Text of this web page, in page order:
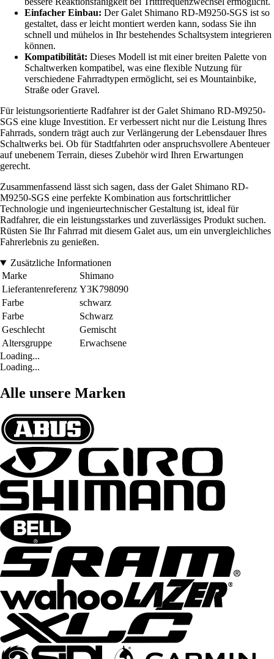
Einfacher Einbau: Der Galet Shimano RD-M9250-SGS ist so
gestaltet, dass er leicht montiert werden kann, sodass Sie ihn
schnell und mühelos in Ihr bestehendes Schaltsystem integrieren
können.
Kompatibilität: Dieses Modell ist mit einer breiten Palette von
Schaltwerken kompatibel, was eine flexible Nutzung für
verschiedene Fahrradtypen ermöglicht, sei es Mountainbike,
Straße oder Gravel.
Für leistungsorientierte Radfahrer ist der Galet Shimano RD-M9250-
SGS eine kluge Investition. Er verbessert nicht nur die Leistung Ihres
Fahrrads, sondern trägt auch zur Verlängerung der Lebensdauer Ihres
Schaltwerks bei. Ob für Stadtfahrten oder anspruchsvollere Abenteuer
auf unebenem Terrain, dieses Zubehör wird Ihren Erwartungen
gerecht.
Zusammenfassend lässt sich sagen, dass der Galet Shimano RD-
M9250-SGS eine perfekte Kombination aus fortschrittlicher
Technologie und ingenieurtechnischer Gestaltung ist, ideal für
Radfahrer, die ein leistungsstarkes und zuverlässiges Produkt suchen.
Rüsten Sie Ihr Fahrrad mit diesem Galet aus, um ein unvergleichliches
Fahrerlebnis zu genießen.
Zusätzliche Informationen
Marke
Shimano
Lieferantenreferenz Y3K798090
Farbe
schwarz
Farbe
Schwarz
Geschlecht
Gemischt
Altersgruppe
Erwachsene
Loading...
Loading...
Alle unsere Marken